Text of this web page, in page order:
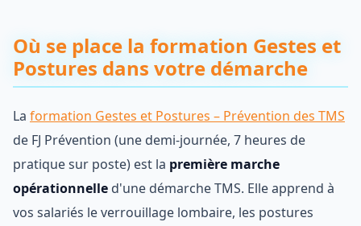
Où se place la formation Gestes et
Postures dans votre démarche
La formation Gestes et Postures – Prévention des TMS
de FJ Prévention (une demi-journée, 7 heures de
pratique sur poste) est la première marche
opérationnelle d'une démarche TMS. Elle apprend à
vos salariés le verrouillage lombaire, les postures